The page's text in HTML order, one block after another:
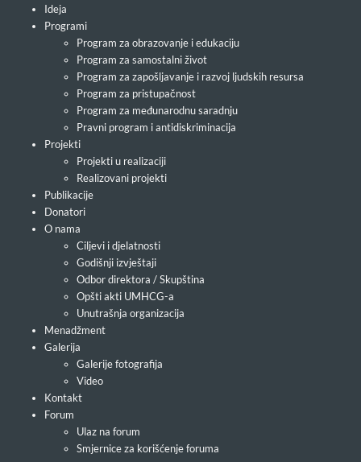
Ideja
Programi
Program za obrazovanje i edukaciju
Program za samostalni život
Program za zapošljavanje i razvoj ljudskih resursa
Program za pristupačnost
Program za međunarodnu saradnju
Pravni program i antidiskriminacija
Projekti
Projekti u realizaciji
Realizovani projekti
Publikacije
Donatori
O nama
Ciljevi i djelatnosti
Godišnji izvještaji
Odbor direktora / Skupština
Opšti akti UMHCG-a
Unutrašnja organizacija
Menadžment
Galerija
Galerije fotografija
Video
Kontakt
Forum
Ulaz na forum
Smjernice za korišćenje foruma